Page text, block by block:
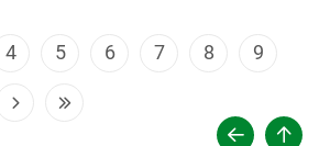
4 5 6 7 8 9